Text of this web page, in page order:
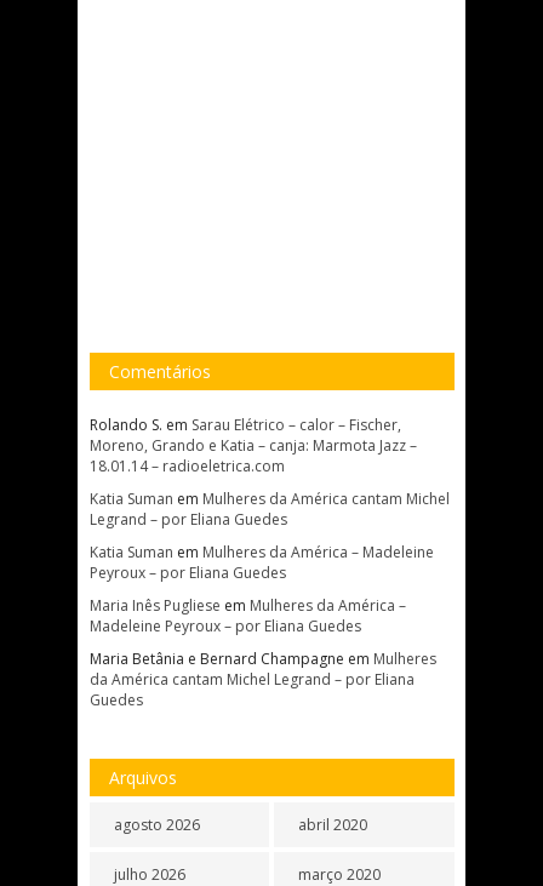
Comentários
Rolando S. em Sarau Elétrico – calor – Fischer,
Moreno, Grando e Katia – canja: Marmota Jazz –
18.01.14 – radioeletrica.com
Katia Suman em Mulheres da América cantam Michel
Legrand – por Eliana Guedes
Katia Suman em Mulheres da América – Madeleine
Peyroux – por Eliana Guedes
Maria Inês Pugliese em Mulheres da América –
Madeleine Peyroux – por Eliana Guedes
Maria Betânia e Bernard Champagne em Mulheres
da América cantam Michel Legrand – por Eliana
Guedes
Arquivos
agosto 2026
julho 2026
abril 2020
março 2020